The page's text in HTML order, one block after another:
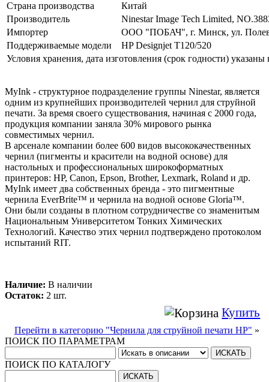
Страна производства
Китай
Производитель
Ninestar Image Tech Limited,
Импортер
ООО "ПОБАЧ", г. Минск, ул.
Поддерживаемые модели
HP Designjet T120/520
Условия хранения, дата изготовления (срок годности) указаны
MyInk - структурное подразделение группы Ninestar, является
одним из крупнейших производителей чернил для струйной
печати. За время своего существования, начиная с 2000 года,
продукция компании заняла 30% мирового рынка
совместимых чернил.
В арсенале компании более 600 видов высококачественных
чернил (пигменты и красители на водной основе) для
настольных и профессиональных широкоформатных
принтеров: HP, Canon, Epson, Brother, Lexmark, Roland и др.
MyInk имеет два собственных бренда - это пигментные
чернила EverBrite™ и чернила на водной основе Gloria™.
Они были созданы в плотном сотрудничестве со знаменитым
Национальным Университетом Тонких Химических
Технологий. Качество этих чернил подтверждено протоколом
испытаний RIT.
Наличие: В наличии
Остаток: 2 шт.
Купить
Перейти в категорию "Чернила для струйной печати HP" »
ПОИСК ПО ПАРАМЕТРАМ
ПОИСК ПО КАТАЛОГУ